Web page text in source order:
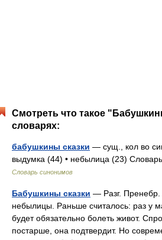
Смотреть что такое
словарях:
бабушкины сказки — сущ., кол во
выдумка (44) • небылица (23)
Словарь синонимов
Бабушкины сказки — Разг.
небылицы. Раньше считалось: раз у
будет обязательно болеть живот.
постарше, она подтвердит. Но